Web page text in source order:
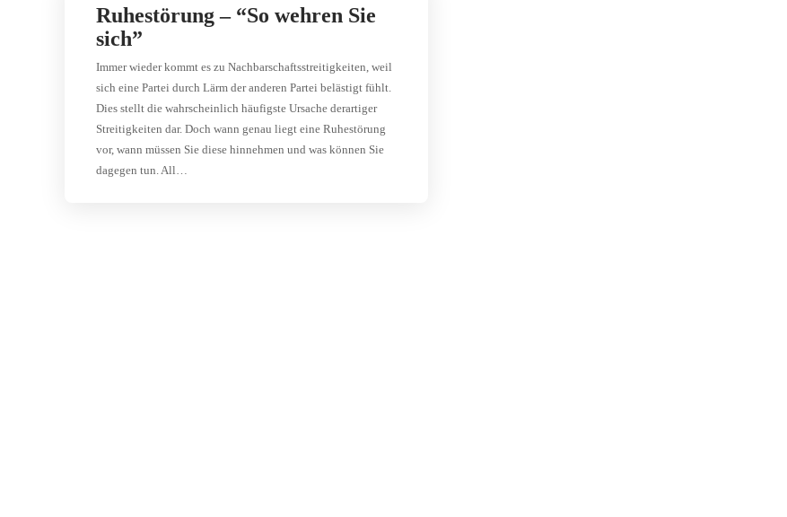
Ruhestörung – “So wehren Sie
sich”
Immer wieder kommt es zu Nachbarschaftsstreitigkeiten, weil
sich eine Partei durch Lärm der anderen Partei belästigt fühlt.
Dies stellt die wahrscheinlich häufigste Ursache derartiger
Streitigkeiten dar. Doch wann genau liegt eine Ruhestörung
vor, wann müssen Sie diese hinnehmen und was können Sie
dagegen tun. All…